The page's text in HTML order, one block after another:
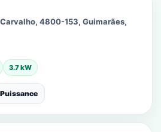
4800-153, Guimarães,
3.7 kW
Puissance